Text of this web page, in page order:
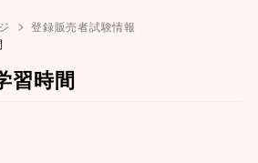
登録販売者試験情報
習時間